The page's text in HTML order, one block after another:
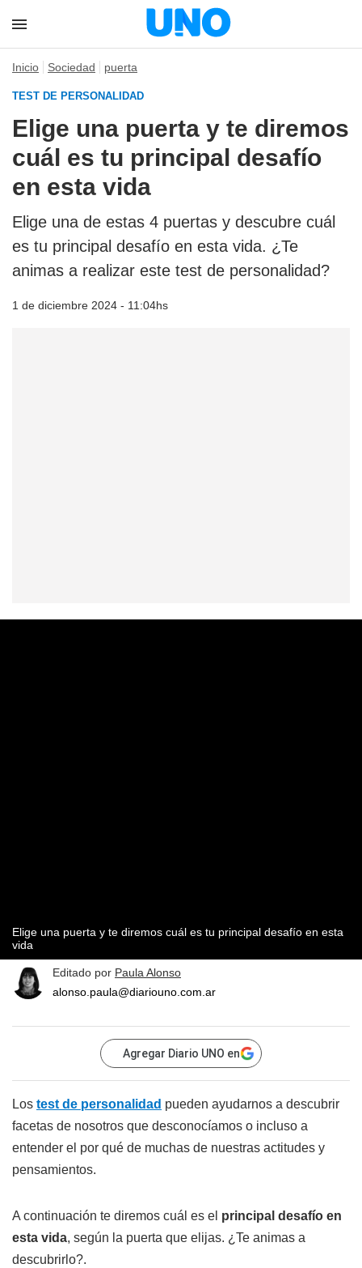
Inicio Sociedad puerta
TEST DE PERSONALIDAD
Elige una puerta y te diremos
cuál es tu principal desafío
en esta vida
Elige una de estas 4 puertas y descubre cuál
es tu principal desafío en esta vida. ¿Te
animas a realizar este test de personalidad?
1 de diciembre 2024 - 11:04hs
Elige una puerta y te diremos cuál es tu principal desafío en esta
vida
Editado por Paula Alonso
alonso.paula@diariouno.com.ar
Agregar Diario UNO en
Los test de personalidad pueden ayudarnos a descubrir
facetas de nosotros que desconocíamos o incluso a
entender el por qué de muchas de nuestras actitudes y
pensamientos.
A continuación te diremos cuál es el principal desafío en
esta vida, según la puerta que elijas. ¿Te animas a
descubrirlo?.